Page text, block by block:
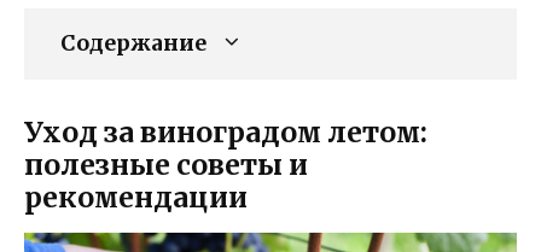
Содержание
Уход за виноградом летом:
полезные советы и
рекомендации